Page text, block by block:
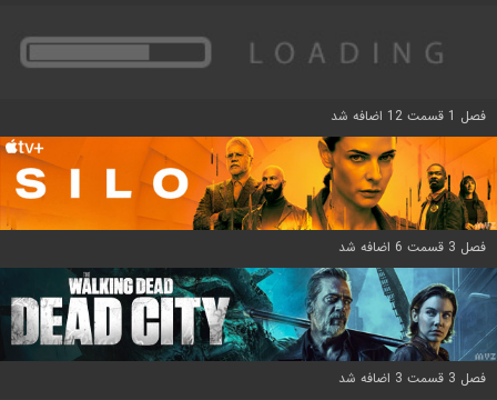
فصل 1 قسمت 12 اضافه شد
فصل 3 قسمت 6 اضافه شد
فصل 3 قسمت 3 اضافه شد